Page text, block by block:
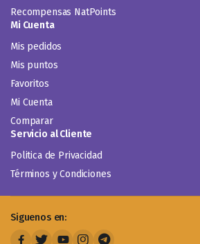
Recompensas NatPoints
Mi Cuenta
Mis pedidos
Mis puntos
Favoritos
Mi Cuenta
Comparar
Servicio al Cliente
Politica de Privacidad
Términos y Condiciones
Siguenos en: